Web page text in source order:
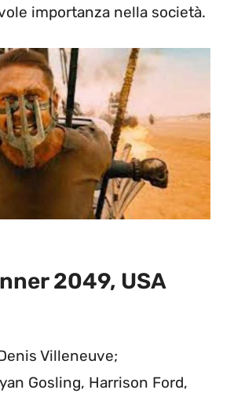
importanza nella società.
2049, USA
Villeneuve;
Gosling, Harrison Ford,